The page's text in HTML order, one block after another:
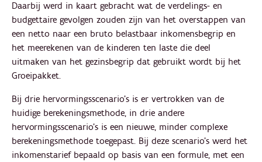
Daarbij werd in kaart gebracht wat de verdelings- en
budgettaire gevolgen zouden zijn van het overstappen van
een netto naar een bruto belastbaar inkomensbegrip en
het meerekenen van de kinderen ten laste die deel
uitmaken van het gezinsbegrip dat gebruikt wordt bij het
Groeipakket.
Bij drie hervormingsscenario’s is er vertrokken van de
huidige berekeningsmethode, in drie andere
hervormingsscenario’s is een nieuwe, minder complexe
berekeningsmethode toegepast. Bij deze scenario’s werd het
inkomenstarief bepaald op basis van een formule, met een